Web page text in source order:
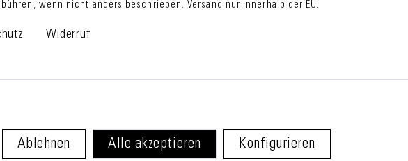
wenn nicht anders beschrieben. Versand nur innerhalb der EU.
Widerruf
Ablehnen Alle akzeptieren Konfigurieren